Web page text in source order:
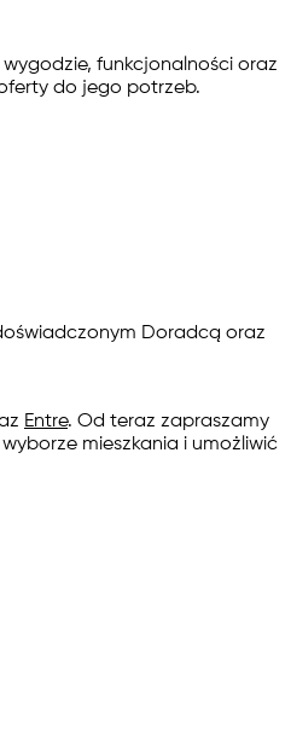
funkcjonalności oraz
do jego potrzeb.
Doradcą oraz
Entre. Od teraz zapraszamy
mieszkania i umożliwić